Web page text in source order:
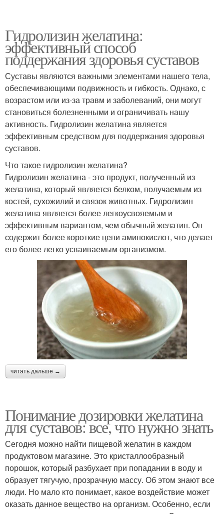
Гидролизин желатина:
эффективный способ
поддержания здоровья суставов
Суставы являются важными элементами нашего тела,
обеспечивающими подвижность и гибкость. Однако, с
возрастом или из-за травм и заболеваний, они могут
становиться болезненными и ограничивать нашу
активность. Гидролизин желатина является
эффективным средством для поддержания здоровья
суставов.
Что такое гидролизин желатина?
Гидролизин желатина - это продукт, полученный из
желатина, который является белком, получаемым из
костей, сухожилий и связок животных. Гидролизин
желатина является более легкоусвояемым и
эффективным вариантом, чем обычный желатин. Он
содержит более короткие цепи аминокислот, что делает
его более легко усваиваемым организмом.
читать дальше →
Понимание дозировки желатина
для суставов: все, что нужно знать
Сегодня можно найти пищевой желатин в каждом
продуктовом магазине. Это кристаллообразный
порошок, который разбухает при попадании в воду и
образует тягучую, прозрачную массу. Об этом знают все
люди. Но мало кто понимает, какое воздействие может
оказать данное вещество на организм. Особенно, если